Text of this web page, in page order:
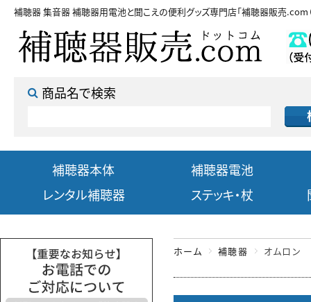
補聴器 集音器 補聴器用電池と聞こえの便利グッズ専門店「補聴器販売.com（
商品名で検索
補聴器本体
補聴器電池
レンタル補聴器
ステッキ・杖
ホーム 補聴器 オムロン